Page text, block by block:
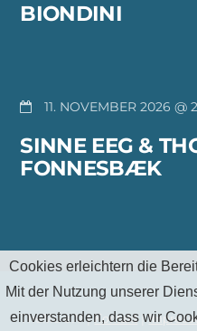
BIONDINI
11. NOVEMBER 2026 @
SINNE EEG &
FONNESBÆK
TheMu e.V |Kontakt|
Cookies erleichtern die
Mit der Nutzung unserer
einverstanden, dass wir